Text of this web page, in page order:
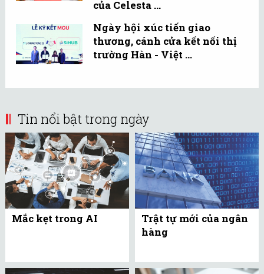
của Celesta ...
Ngày hội xúc tiến giao
thương, cánh cửa kết nối thị
trường Hàn - Việt ...
Tin nổi bật trong ngày
Mắc kẹt trong AI
Trật tự mới của ngân
hàng